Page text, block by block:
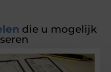
die u mogelijk